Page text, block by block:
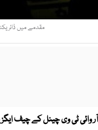
مقدمے میں ڈائریکٹر